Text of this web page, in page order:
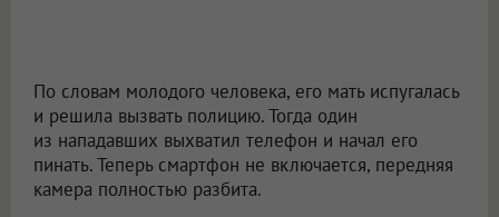
По словам молодого человека, его мать испугалась
и решила вызвать полицию. Тогда один
из нападавших выхватил телефон и начал его
пинать. Теперь смартфон не включается, передняя
камера полностью разбита.